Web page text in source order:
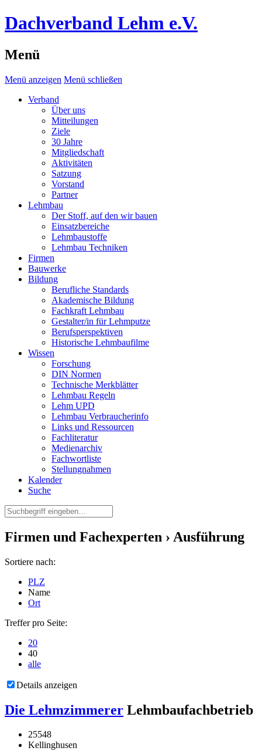
Dachverband Lehm e.V.
Menü
Menü anzeigen Menü schließen
Verband
Über uns
Mitteilungen
Ziele
30 Jahre
Mitgliedschaft
Aktivitäten
Satzung
Vorstand
Partner
Lehmbau
Der Stoff, auf den wir bauen
Einsatzbereiche
Lehmbaustoffe
Lehmbau Techniken
Firmen
Bauwerke
Bildung
Berufliche Standards
Akademische Bildung
Fachkraft Lehmbau
Gestalter/in für Lehmputze
Berufsperspektiven
Historische Lehmbaufilme
Wissen
Forschung
DIN Normen
Technische Merkblätter
Lehmbau Regeln
Lehm UPD
Lehmbau Verbraucherinfo
Links und Ressourcen
Fachliteratur
Medienarchiv
Fachwortliste
Stellungnahmen
Kalender
Suche
Firmen und Fachexperten › Ausführung
Sortiere nach:
PLZ
Name
Ort
Treffer pro Seite:
20
40
alle
Details anzeigen
Die Lehmzimmerer Lehmbaufachbetrieb
25548
Kellinghusen